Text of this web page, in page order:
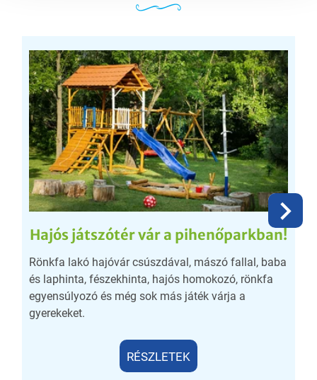
Hajós játszótér vár a pihenőparkban!
Rönkfa lakó hajóvár csúszdával, mászó fallal, baba
és laphinta, fészekhinta, hajós homokozó, rönkfa
egyensúlyozó és még sok más játék várja a
gyerekeket.
RÉSZLETEK